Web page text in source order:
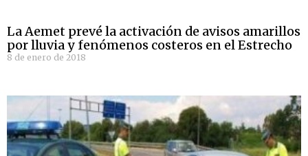
La Aemet prevé la activación de avisos amarillos
por lluvia y fenómenos costeros en el Estrecho
8 de enero de 2018